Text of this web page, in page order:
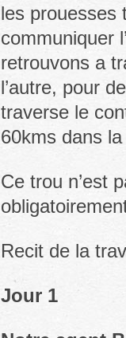
les prouesses
communiquer
retrouvons a
l’autre, pour
traverse le
60kms dans
Ce trou n’est
Recit de la
Jour 1